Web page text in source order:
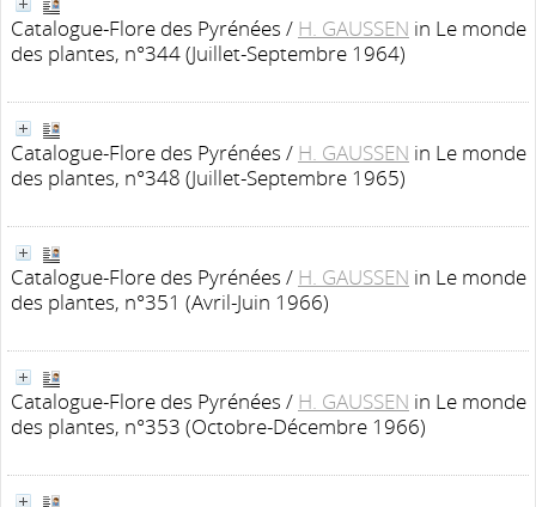
Catalogue-Flore des Pyrénées / H. GAUSSEN in Le monde
des plantes, n°344 (Juillet-Septembre 1964)
Catalogue-Flore des Pyrénées / H. GAUSSEN in Le monde
des plantes, n°348 (Juillet-Septembre 1965)
Catalogue-Flore des Pyrénées / H. GAUSSEN in Le monde
des plantes, n°351 (Avril-Juin 1966)
Catalogue-Flore des Pyrénées / H. GAUSSEN in Le monde
des plantes, n°353 (Octobre-Décembre 1966)